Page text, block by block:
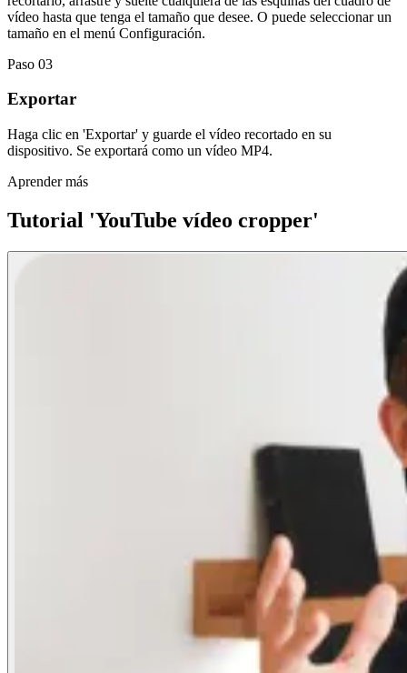
vídeo hasta que tenga el tamaño que desee. O puede seleccionar un
tamaño en el menú Configuración.
Paso 03
Exportar
Haga clic en 'Exportar' y guarde el vídeo recortado en su
dispositivo. Se exportará como un vídeo MP4.
Aprender más
Tutorial 'YouTube vídeo cropper'